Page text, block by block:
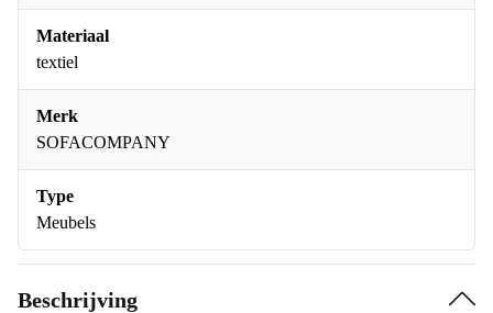
Materiaal
textiel
Merk
SOFACOMPANY
Type
Meubels
Beschrijving